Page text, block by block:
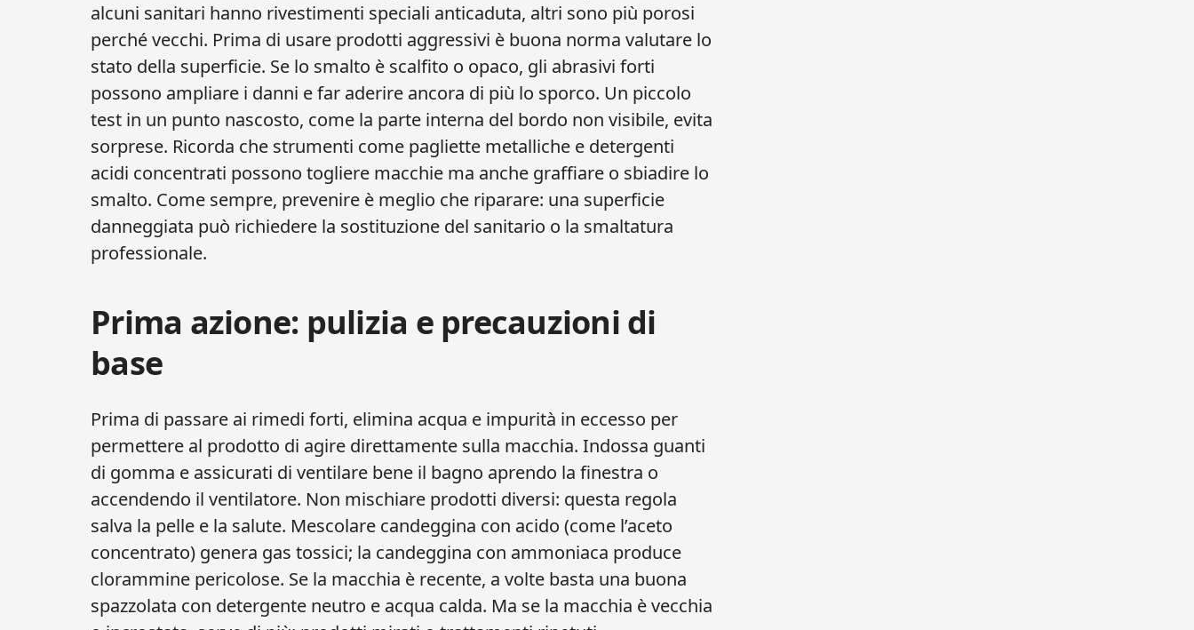
alcuni sanitari hanno rivestimenti speciali anticaduta, altri sono più porosi
perché vecchi. Prima di usare prodotti aggressivi è buona norma valutare lo
stato della superficie. Se lo smalto è scalfito o opaco, gli abrasivi forti
possono ampliare i danni e far aderire ancora di più lo sporco. Un piccolo
test in un punto nascosto, come la parte interna del bordo non visibile, evita
sorprese. Ricorda che strumenti come pagliette metalliche e detergenti
acidi concentrati possono togliere macchie ma anche graffiare o sbiadire lo
smalto. Come sempre, prevenire è meglio che riparare: una superficie
danneggiata può richiedere la sostituzione del sanitario o la smaltatura
professionale.
Prima azione: pulizia e precauzioni di
base
Prima di passare ai rimedi forti, elimina acqua e impurità in eccesso per
permettere al prodotto di agire direttamente sulla macchia. Indossa guanti
di gomma e assicurati di ventilare bene il bagno aprendo la finestra o
accendendo il ventilatore. Non mischiare prodotti diversi: questa regola
salva la pelle e la salute. Mescolare candeggina con acido (come l’aceto
concentrato) genera gas tossici; la candeggina con ammoniaca produce
clorammine pericolose. Se la macchia è recente, a volte basta una buona
spazzolata con detergente neutro e acqua calda. Ma se la macchia è vecchia